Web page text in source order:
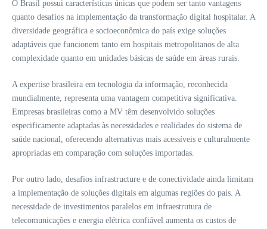
O Brasil possui características únicas que podem ser tanto vantagens
quanto desafios na implementação da transformação digital hospitalar. A
diversidade geográfica e socioeconômica do país exige soluções
adaptáveis que funcionem tanto em hospitais metropolitanos de alta
complexidade quanto em unidades básicas de saúde em áreas rurais.
A expertise brasileira em tecnologia da informação, reconhecida
mundialmente, representa uma vantagem competitiva significativa.
Empresas brasileiras como a MV têm desenvolvido soluções
especificamente adaptadas às necessidades e realidades do sistema de
saúde nacional, oferecendo alternativas mais acessíveis e culturalmente
apropriadas em comparação com soluções importadas.
Por outro lado, desafios infrastructure e de conectividade ainda limitam
a implementação de soluções digitais em algumas regiões do país. A
necessidade de investimentos paralelos em infraestrutura de
telecomunicações e energia elétrica confiável aumenta os custos de